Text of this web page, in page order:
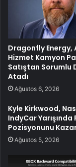
Dragonfly Energy,
Hizmet Kamyon
Satıştan Sorumlu
Atadı
Ağustos 6, 2026
Kyle Kirkwood,
IndyCar Yarışında
Pozisyonunu
Ağustos 5, 2026